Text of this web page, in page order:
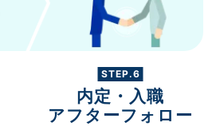
STEP.6
内定・入職
アフターフォロー